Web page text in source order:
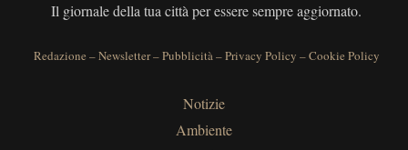
Il giornale della tua città per essere sempre aggiornato.
Redazione –Newsletter–Pubblicità–Privacy Policy –Cookie Policy
Notizie
Ambiente